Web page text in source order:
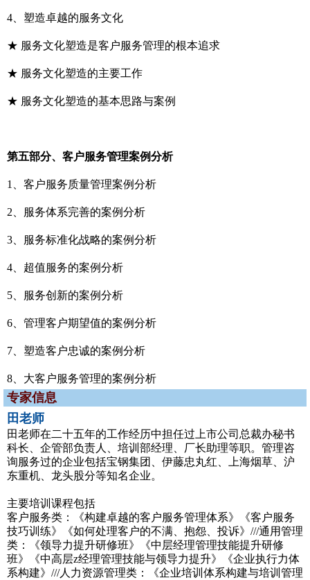
4、塑造卓越的服务文化
★ 服务文化塑造是客户服务管理的根本追求
★ 服务文化塑造的主要工作
★ 服务文化塑造的基本思路与案例
第五部分、客户服务管理案例分析
1、客户服务质量管理案例分析
2、服务体系完善的案例分析
3、服务标准化战略的案例分析
4、超值服务的案例分析
5、服务创新的案例分析
6、管理客户期望值的案例分析
7、塑造客户忠诚的案例分析
8、大客户服务管理的案例分析
专家信息
田老师
田老师在二十五年的工作经历中担任过上市公司总裁办秘书
科长、企管部负责人、培训部经理、厂长助理等职。管理咨
询服务过的企业包括宝钢集团、伊藤忠丸红、上海烟草、沪
东重机、龙头股分等知名企业。
主要培训课程包括
客户服务类：《构建卓越的客户服务管理体系》《客户服务
技巧训练》《如何处理客户的不满、抱怨、投诉》///通用管理
类：《领导力提升研修班》《中层经理管理技能提升研修
班》《中高层z经理管理技能与领导力提升》《企业执行力体
系构建》///人力资源管理类：《企业培训体系构建与培训管理